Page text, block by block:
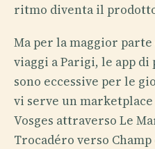
ritmo diventa il
Ma per la maggior
viaggi a Parigi, le app
sono eccessive per le
vi serve un marketplace
Vosges attraverso Le
Trocadéro verso